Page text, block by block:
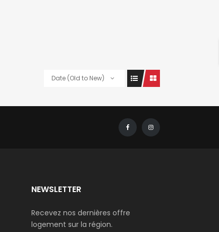
Date (Old to New)
NEWSLETTER
Recevez nos dernières offre
logement sur la région.